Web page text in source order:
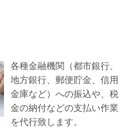
各種金融機関（都市銀行、
地方銀行、郵便貯金、信用
金庫など）への振込や、税
金の納付などの支払い作業
を代行致します。